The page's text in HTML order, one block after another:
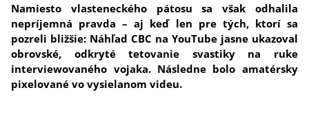
Namiesto vlasteneckého pátosu sa však odhalila
nepríjemná pravda – aj keď len pre tých, ktorí sa
pozreli bližšie: Náhľad CBC na YouTube jasne ukazoval
obrovské, odkryté tetovanie svastiky na ruke
interviewovaného vojaka. Následne bolo amatérsky
pixelované vo vysielanom videu.